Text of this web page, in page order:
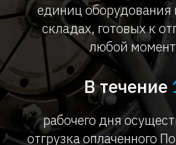
единиц оборудования
складах, готовых к
любой момент
В течение
рабочего дня
отгрузка оплаченного